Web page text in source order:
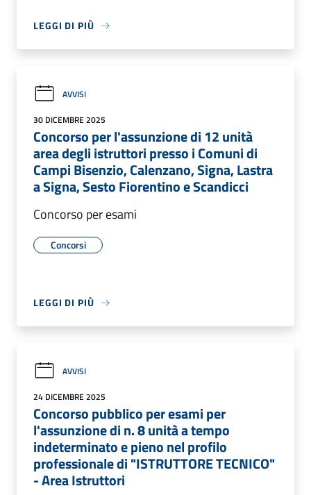
LEGGI DI PIÙ
AVVISI
30 DICEMBRE 2025
Concorso per l'assunzione di 12 unità
area degli istruttori presso i Comuni di
Campi Bisenzio, Calenzano, Signa, Lastra
a Signa, Sesto Fiorentino e Scandicci
Concorso per esami
Concorsi
LEGGI DI PIÙ
AVVISI
24 DICEMBRE 2025
Concorso pubblico per esami per
l'assunzione di n. 8 unità a tempo
indeterminato e pieno nel profilo
professionale di "ISTRUTTORE TECNICO"
- Area Istruttori